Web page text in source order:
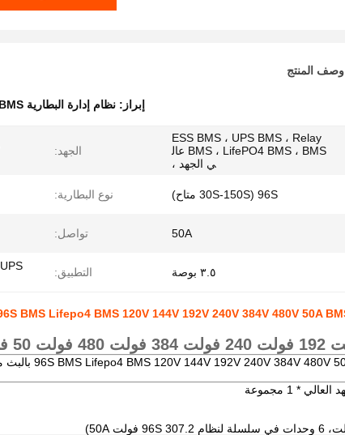
وصف المنتج
إبراز: نظام إدارة البطارية BMS
ESS BMS ، UPS BMS ، Relay
BMS ، LifePO4 BMS ، BMS عال
ي الجهد ،
الجهد:
96S (30S-150S متاح) نوع البطارية:
50A تواصل:
٣.٥ بوصة التطبيق: